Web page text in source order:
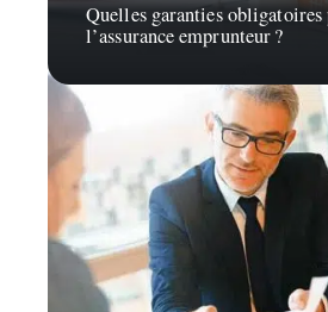
Quelles garanties obligatoires
l’assurance emprunteur ?